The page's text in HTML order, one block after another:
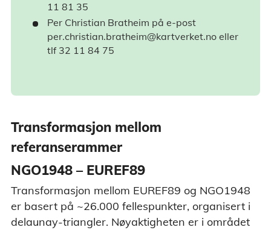
11 81 35
Per Christian Bratheim på e-post
per.christian.bratheim@kartverket.no eller
tlf 32 11 84 75
Transformasjon mellom
referanserammer
NGO1948 – EUREF89
Transformasjon mellom EUREF89 og NGO1948
er basert på ~26.000 fellespunkter, organisert i
delaunay-triangler. Nøyaktigheten er i området